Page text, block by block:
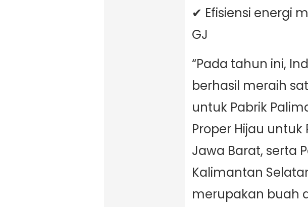
✔ Efisiensi energi
GJ
“Pada tahun ini,
berhasil meraih
untuk Pabrik
Proper Hijau untuk
Jawa Barat, serta
Kalimantan
merupakan buah